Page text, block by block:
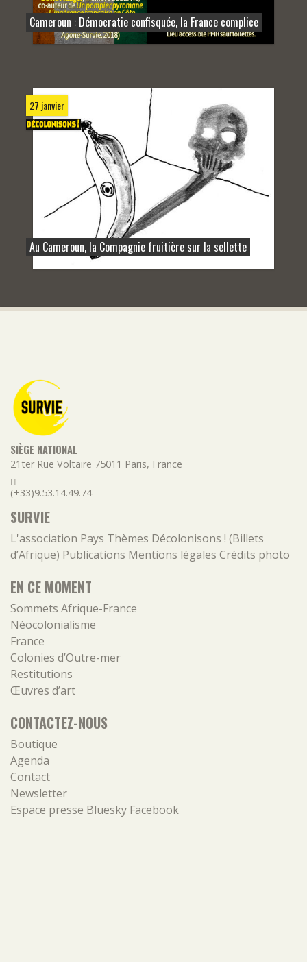
Cameroun : Démocratie confisquée, la France complice
27 janvier
Au Cameroun, la Compagnie fruitière sur la sellette
SIÈGE NATIONAL
21ter Rue Voltaire 75011 Paris, France
(+33)9.53.14.49.74
SURVIE
L'association Pays Thèmes Décolonisons ! (Billets
d’Afrique) Publications Mentions légales Crédits photo
EN CE MOMENT
Sommets Afrique-France
Néocolonialisme
France
Colonies d’Outre-mer
Restitutions
Œuvres d’art
CONTACTEZ-NOUS
Boutique
Agenda
Contact
Newsletter
Espace presse Bluesky Facebook